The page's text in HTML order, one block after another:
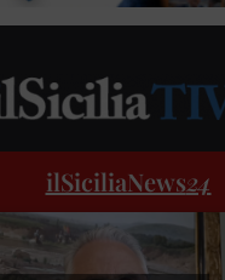
ilSiciliaNews24